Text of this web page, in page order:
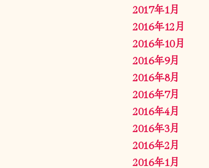
2017年1月
2016年12月
2016年10月
2016年9月
2016年8月
2016年7月
2016年4月
2016年3月
2016年2月
2016年1月